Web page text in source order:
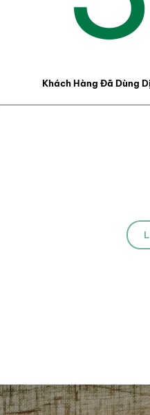
Khách Hàng Đã Dùng